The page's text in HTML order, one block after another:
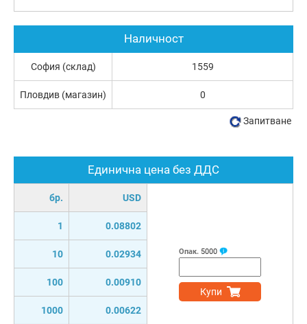
Единична цена без ДДС
бр. USD
1 0.08802
10 0.02934
100 0.00910
1000 0.00622
Опак. 5000
Купи
Наличност
София (склад) 1559
Пловдив (магазин) 0
Запитване